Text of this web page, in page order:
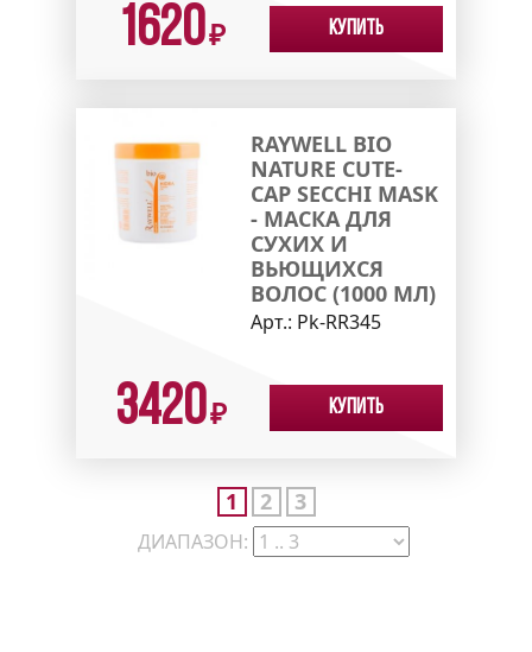
1620₽ Купить
RAYWELL BIO
NATURE CUTE-
CAP SECCHI MASK
- МАСКА ДЛЯ
СУХИХ И
ВЬЮЩИХСЯ
ВОЛОС (1000 МЛ)
Арт.: Pk-RR345
3420₽ Купить
1 2 3
ДИАПАЗОН: